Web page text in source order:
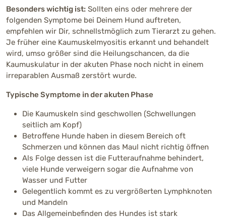
Besonders wichtig ist: Sollten eins oder mehrere der
folgenden Symptome bei Deinem Hund auftreten,
empfehlen wir Dir, schnellstmöglich zum Tierarzt zu gehen.
Je früher eine Kaumuskelmyositis erkannt und behandelt
wird, umso größer sind die Heilungschancen, da die
Kaumuskulatur in der akuten Phase noch nicht in einem
irreparablen Ausmaß zerstört wurde.
Typische Symptome in der akuten Phase
Die Kaumuskeln sind geschwollen (Schwellungen
seitlich am Kopf)
Betroffene Hunde haben in diesem Bereich oft
Schmerzen und können das Maul nicht richtig öffnen
Als Folge dessen ist die Futteraufnahme behindert,
viele Hunde verweigern sogar die Aufnahme von
Wasser und Futter
Gelegentlich kommt es zu vergrößerten Lymphknoten
und Mandeln
Das Allgemeinbefinden des Hundes ist stark